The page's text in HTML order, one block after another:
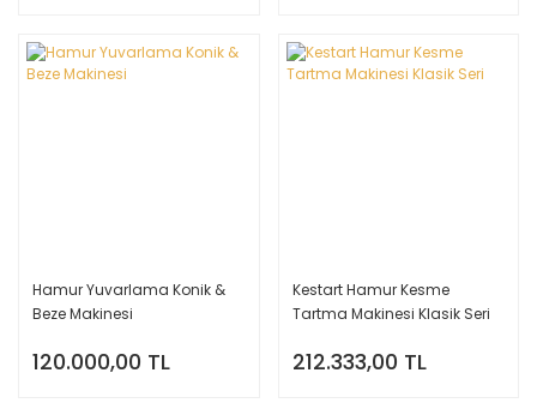
Hamur Yuvarlama Konik &
Beze Makinesi
120.000,00 TL
Kestart Hamur Kesme
Tartma Makinesi Klasik Seri
212.333,00 TL